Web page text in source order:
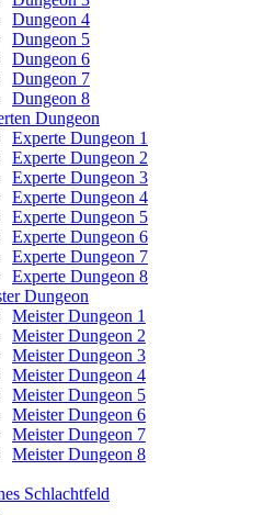
Dungeon 4
Dungeon 5
Dungeon 6
Dungeon 7
Dungeon 8
Dungeon
Experte Dungeon 1
Experte Dungeon 2
Experte Dungeon 3
Experte Dungeon 4
Experte Dungeon 5
Experte Dungeon 6
Experte Dungeon 7
Experte Dungeon 8
Dungeon
Meister Dungeon 1
Meister Dungeon 2
Meister Dungeon 3
Meister Dungeon 4
Meister Dungeon 5
Meister Dungeon 6
Meister Dungeon 7
Meister Dungeon 8
Schlachtfeld